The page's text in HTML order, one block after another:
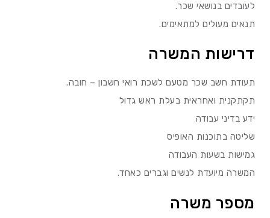
לעובדים בנושאי שכר.
תנאים מעולים למתאימים.
דרישות המשרה
תעודת חשב שכר מטעם לשכת רואי חשבון – חובה.
תקתקנית ואחראית בעלת ראש גדול
ידע בדיני עבודה
שליטה בתוכנות האופיס
גמישות בשעות העבודה
המשרה מיועדת לנשים וגברים כאחד.
מספר משרה